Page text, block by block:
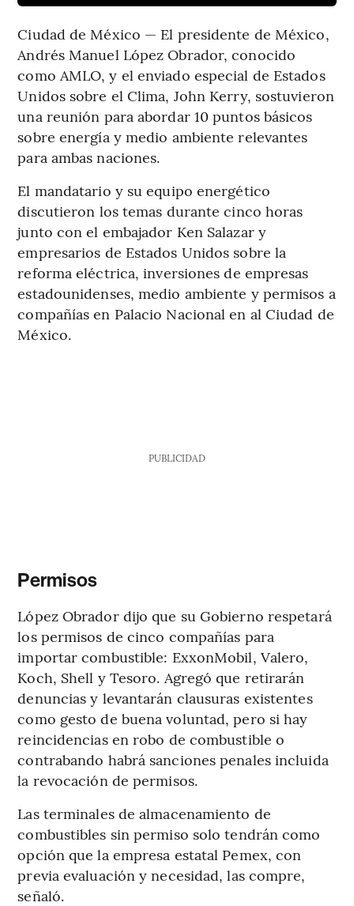
Ciudad de México — El presidente de México,
Andrés Manuel López Obrador, conocido
como AMLO, y el enviado especial de Estados
Unidos sobre el Clima, John Kerry, sostuvieron
una reunión para abordar 10 puntos básicos
sobre energía y medio ambiente relevantes
para ambas naciones.
El mandatario y su equipo energético
discutieron los temas durante cinco horas
junto con el embajador Ken Salazar y
empresarios de Estados Unidos sobre la
reforma eléctrica, inversiones de empresas
estadounidenses, medio ambiente y permisos a
compañías en Palacio Nacional en al Ciudad de
México.
PUBLICIDAD
Permisos
López Obrador dijo que su Gobierno respetará
los permisos de cinco compañías para
importar combustible: ExxonMobil, Valero,
Koch, Shell y Tesoro. Agregó que retirarán
denuncias y levantarán clausuras existentes
como gesto de buena voluntad, pero si hay
reincidencias en robo de combustible o
contrabando habrá sanciones penales incluida
la revocación de permisos.
Las terminales de almacenamiento de
combustibles sin permiso solo tendrán como
opción que la empresa estatal Pemex, con
previa evaluación y necesidad, las compre,
señaló.